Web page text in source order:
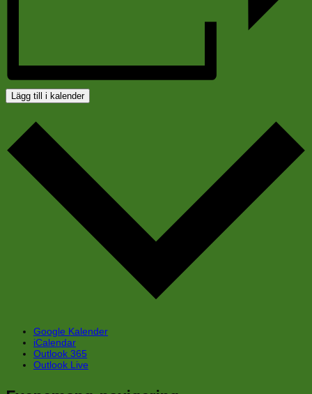
Lägg till i kalender
Google Kalender
iCalendar
Outlook 365
Outlook Live